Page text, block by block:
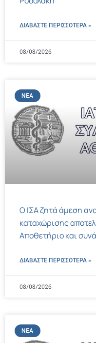
ΔΙΑΒΑΣΤΕ ΠΕΡΙΣΣΌΤΕΡΑ »
08/08/2026
ΝΈΑ
Ο ΙΣΑ ζητά άμεση
καταχώρισης
Αποθετήριο και
ΔΙΑΒΑΣΤΕ ΠΕΡΙΣΣΌΤΕΡΑ »
08/08/2026
ΝΈΑ